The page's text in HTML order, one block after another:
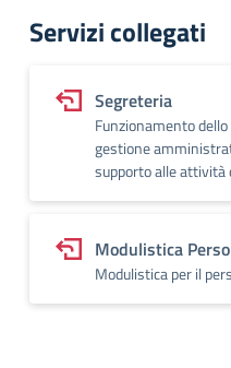
Servizi collegati
Segreteria
Funzionamento
gestione
supporto alle attività
Modulistica
Modulistica per il